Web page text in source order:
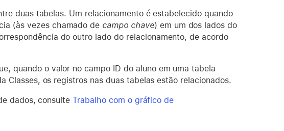
duas tabelas. Um relacionamento é estabelecido quando
(às vezes chamado de campo chave) em um dos lados do
do outro lado do relacionamento, de acordo
quando o valor no campo ID do aluno em uma tabela
Classes, os registros nas duas tabelas estão relacionados.
dados, consulteTrabalho com o gráfico de